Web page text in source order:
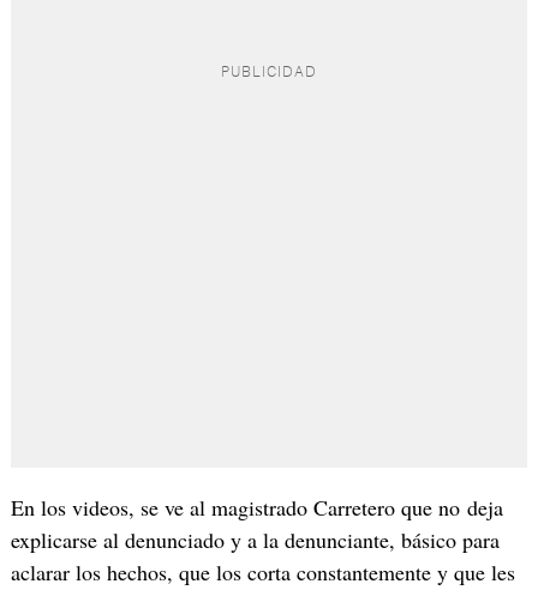
En los videos, se ve al magistrado Carretero que no deja
explicarse al denunciado y a la denunciante, básico para
aclarar los hechos, que los corta constantemente y que les